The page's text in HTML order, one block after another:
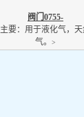
阀门0755-
主要：用于液化气，
气。
>